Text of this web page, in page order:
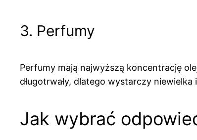
3. Perfumy
Perfumy mają najwyższą koncentrację
długotrwały, dlatego wystarczy
Jak wybrać